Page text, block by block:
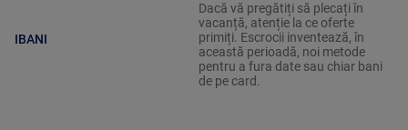
IBANI
Dacă vă pregătiți să plecați în
vacanță, atenție la ce oferte
primiți. Escrocii inventează, în
această perioadă, noi metode
pentru a fura date sau chiar bani
de pe card.